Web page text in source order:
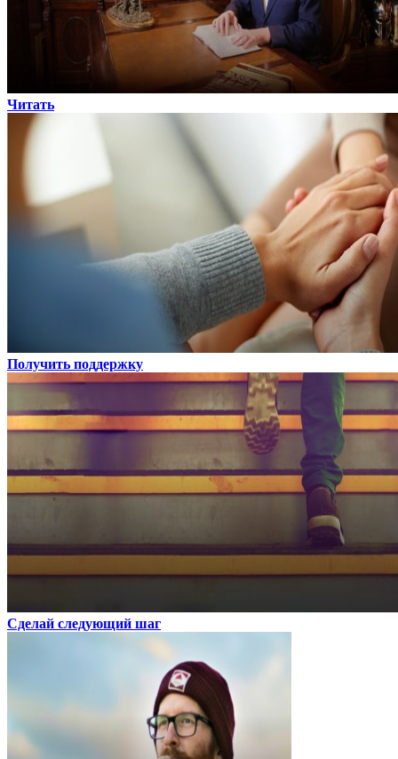
Читать
Получить поддержку
Сделай следующий шаг